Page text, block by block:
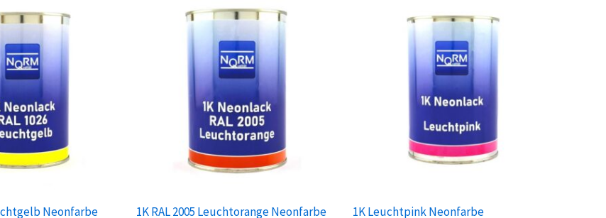
Neonfarbe
1K RAL 2005 Leuchtorange Neonfarbe
1K Leuchtpink Neonfarbe